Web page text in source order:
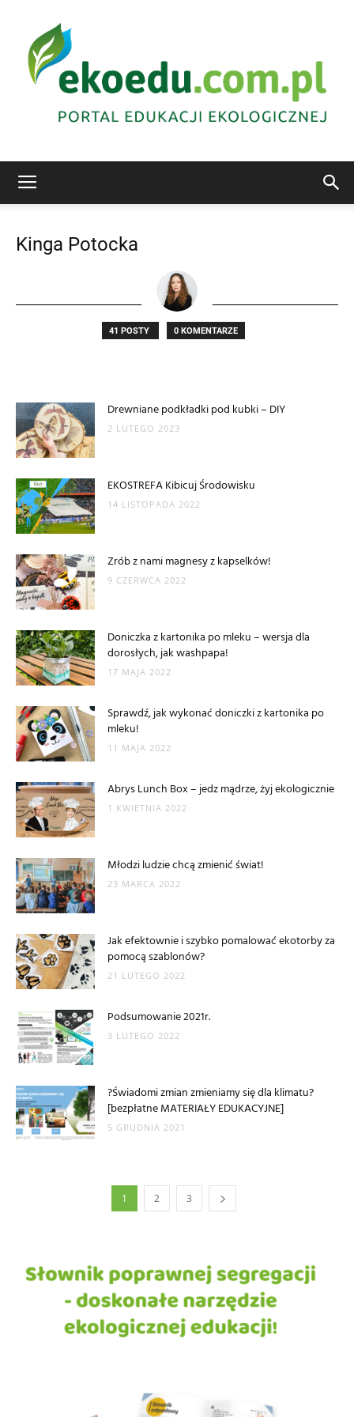
Abrys
Kinga Potocka
41 POSTY 0 KOMENTARZE
Drewniane podkładki pod kubki – DIY
2 LUTEGO 2023
EKOSTREFA Kibicuj Środowisku
14 LISTOPADA 2022
Zrób z nami magnesy z kapselków!
9 CZERWCA 2022
Doniczka z kartonika po mleku – wersja dla
dorosłych, jak washpapa!
17 MAJA 2022
Sprawdź, jak wykonać doniczki z kartonika po
mleku!
11 MAJA 2022
Abrys Lunch Box – jedz mądrze, żyj ekologicznie
1 KWIETNIA 2022
Młodzi ludzie chcą zmienić świat!
23 MARCA 2022
Jak efektownie i szybko pomalować ekotorby za
pomocą szablonów?
21 LUTEGO 2022
Podsumowanie 2021r.
3 LUTEGO 2022
?Świadomi zmian zmieniamy się dla klimatu?
[bezpłatne MATERIAŁY EDUKACYJNE]
5 GRUDNIA 2021
1 2 3